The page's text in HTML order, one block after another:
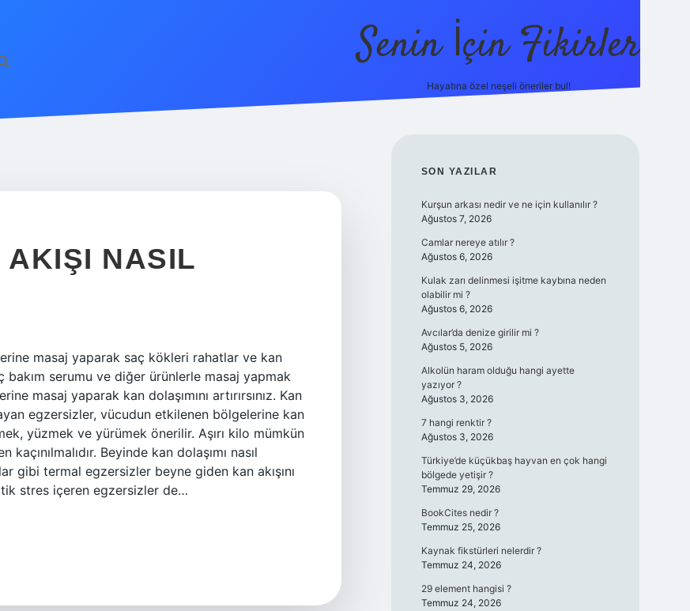
Senin İçin Fikirler
Hayatına özel neşeli öneriler bul!
AKIŞI NASIL
masaj yaparak saç kökleri rahatlar ve kan
bakım serumu ve diğer ürünlerle masaj yapmak
masaj yaparak kan dolaşımını artırırsınız. Kan
egzersizler, vücudun etkilenen bölgelerine kan
yüzmek ve yürümek önerilir. Aşırı kilo mümkün
Beyinde kan dolaşımı nasıl
gibi termal egzersizler beyne giden kan akışını
stres içeren egzersizler de…
SIDEBAR
SON YAZILAR
Kurşun arkası nedir ve ne için kullanılır ?
Ağustos 7, 2026
Camlar nereye atılır ?
Ağustos 6, 2026
Kulak zarı delinmesi işitme kaybına neden
olabilir mi ?
Ağustos 6, 2026
Avcılar’da denize girilir mi ?
Ağustos 5, 2026
Alkolün haram olduğu hangi ayette
yazıyor ?
Ağustos 3, 2026
7 hangi renktir ?
Ağustos 3, 2026
Türkiye’de küçükbaş hayvan en çok hangi
bölgede yetişir ?
Temmuz 29, 2026
BookCites nedir ?
Temmuz 25, 2026
Kaynak fikstürleri nelerdir ?
Temmuz 24, 2026
29 element hangisi ?
Temmuz 24, 2026